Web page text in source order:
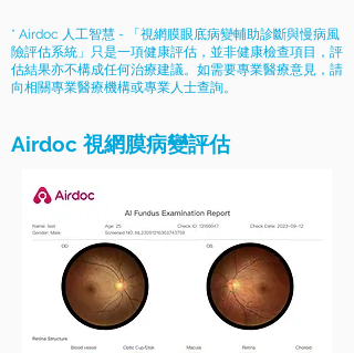
* Airdoc 人工智慧 - 「視網膜眼底病變輔助診斷與慢病風
險評估系統」只是一項健康評估，並非健康檢查項目，評
估結果亦不構成任何治療建議。如需要專業醫療意見，請
向相關專業醫療機構或專業人士查詢。
Airdoc 視網膜病變評估